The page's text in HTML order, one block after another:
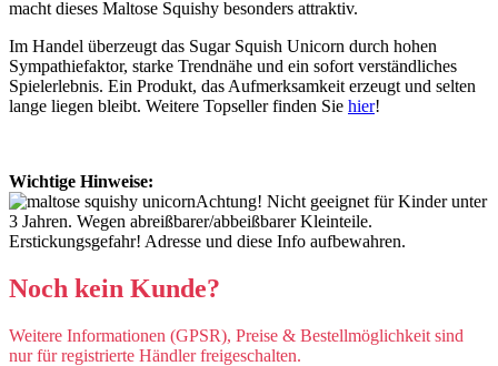
macht dieses Maltose Squishy besonders attraktiv.
Im Handel überzeugt das Sugar Squish Unicorn durch hohen
Sympathiefaktor, starke Trendnähe und ein sofort verständliches
Spielerlebnis. Ein Produkt, das Aufmerksamkeit erzeugt und selten
lange liegen bleibt. Weitere Topseller finden Sie hier!
Wichtige Hinweise:
Achtung! Nicht geeignet für Kinder unter
3 Jahren. Wegen abreißbarer/abbeißbarer Kleinteile.
Erstickungsgefahr! Adresse und diese Info aufbewahren.
Noch kein Kunde?
Weitere Informationen (GPSR), Preise & Bestellmöglichkeit sind
nur für registrierte Händler freigeschalten.